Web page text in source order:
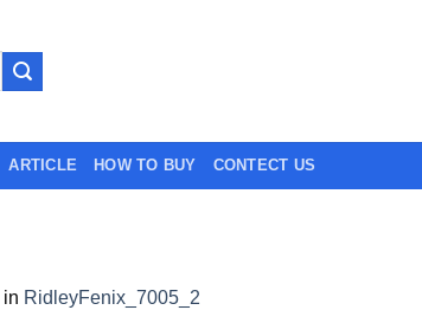
ARTICLE HOW TO BUY CONTECT US
in RidleyFenix_7005_2